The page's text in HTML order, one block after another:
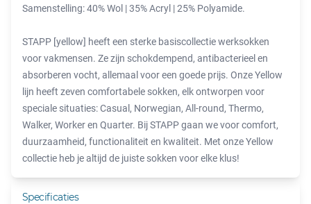
Samenstelling: 40% Wol | 35% Acryl | 25% Polyamide.
STAPP [yellow] heeft een sterke basiscollectie werksokken
voor vakmensen. Ze zijn schokdempend, antibacterieel en
absorberen vocht, allemaal voor een goede prijs. Onze Yellow
lijn heeft zeven comfortabele sokken, elk ontworpen voor
speciale situaties: Casual, Norwegian, All-round, Thermo,
Walker, Worker en Quarter. Bij STAPP gaan we voor comfort,
duurzaamheid, functionaliteit en kwaliteit. Met onze Yellow
collectie heb je altijd de juiste sokken voor elke klus!
Specificaties